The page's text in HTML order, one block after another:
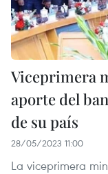
Viceprimera
aporte del
de su país
28/05/2023 11:00
La viceprimera